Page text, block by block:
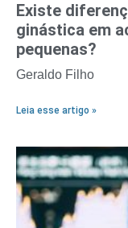
Existe
ginástica em
pequenas?
Geraldo Filho
Leia esse artigo »